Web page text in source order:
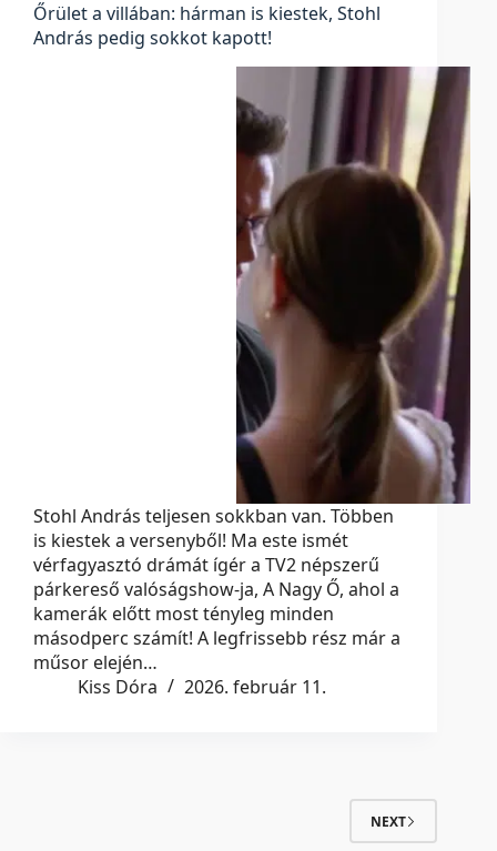
Őrület a villában: hárman is kiestek, Stohl
András pedig sokkot kapott!
Stohl András teljesen sokkban van. Többen
is kiestek a versenyből! Ma este ismét
vérfagyasztó drámát ígér a TV2 népszerű
párkereső valóságshow-ja, A Nagy Ő, ahol a
kamerák előtt most tényleg minden
másodperc számít! A legfrissebb rész már a
műsor elején…
Kiss Dóra
2026. február 11.
NEXT